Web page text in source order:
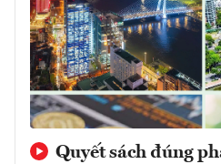
Quyết sách đúng